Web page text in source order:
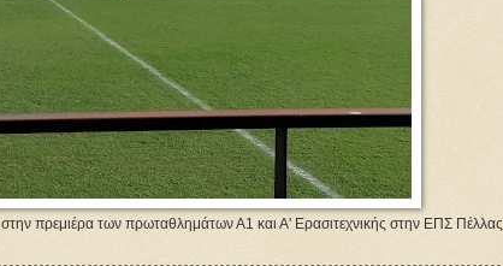
πρεμιέρα των πρωταθλημάτων Α1 και Α' Ερασιτεχνικής στην ΕΠΣ Πέλλας.